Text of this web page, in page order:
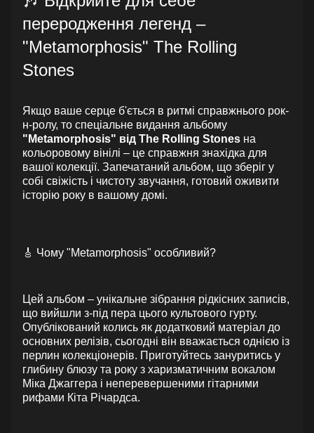
переродження легенд –
"Metamorphosis" The Rolling
Stones
Якщо ваше серце б'ється в ритмі справжнього рок-
н-ролу, то спеціальне видання альбому
"Metamorphosis" від The Rolling Stones на
кольоровому вінілі – це справжня знахідка для
вашої колекції. Запечатаний альбом, що зберіг у
собі свіжість і чистоту звучання, готовий оживити
історію року в вашому домі.
🎸 Чому "Metamorphosis" особливий?
Цей альбом – унікальне зібрання рідкісних записів,
що вийшли з-під пера цього культового гурту.
Опублікований колись як додатковий матеріал до
основних релізів, сьогодні він вважається однією із
перлин колекціонерів. Приготуйтесь зануритись у
глибину блюзу та року з харизматичним вокалом
Міка Джаггера і неперевершеними гітарними
рифами Кіта Річардса.